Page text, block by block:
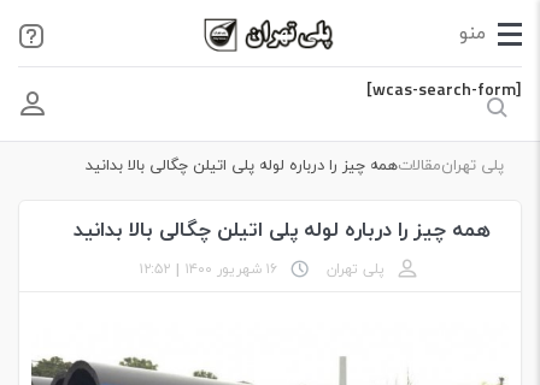
[wcas-search-form]
پلی تهرانمقالاتهمه چیز را درباره لوله پلی اتیلن چگالی بالا بدانید
همه چیز را درباره لوله پلی اتیلن چگالی بالا بدانید
پلی تهران ۱۶ شهریور ۱۴۰۰ | ۱۲:۵۲